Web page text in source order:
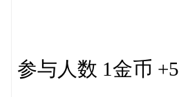
参与人数 1金币 +5